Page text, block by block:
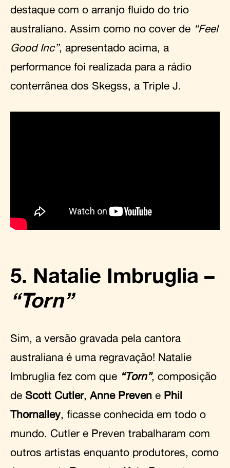
destaque com o arranjo fluido do trio
australiano. Assim como no cover de “Feel
Good Inc”, apresentado acima, a
performance foi realizada para a rádio
conterrânea dos Skegss, a Triple J.
5. Natalie Imbruglia –
“Torn”
Sim, a versão gravada pela cantora
australiana é uma regravação! Natalie
Imbruglia fez com que “Torn”, composição
de Scott Cutler, Anne Preven e Phil
Thornalley , ficasse conhecida em todo o
mundo. Cutler e Preven trabalharam com
outros artistas enquanto produtores, como